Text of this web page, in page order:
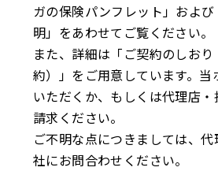
ガの保険パンフレット」およ
明」をあわせてご覧ください。
また、詳細は「ご契約のしお
約）」をご用意しています。
いただくか、もしくは代理店
請求ください。
ご不明な点につきましては、
社にお問合わせください。